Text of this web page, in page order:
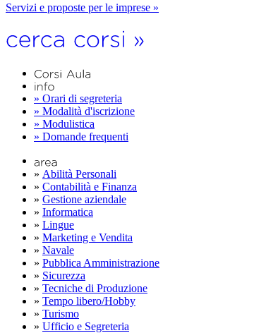
Servizi e proposte per le imprese »
» Orari di segreteria
» Modalità d'iscrizione
» Modulistica
» Domande frequenti
» Abilità Personali
» Contabilità e Finanza
» Gestione aziendale
» Informatica
» Lingue
» Marketing e Vendita
» Navale
» Pubblica Amministrazione
» Sicurezza
» Tecniche di Produzione
» Tempo libero/Hobby
» Turismo
» Ufficio e Segreteria